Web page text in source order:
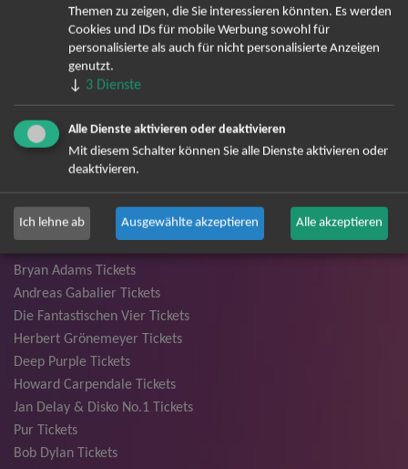
TOP-Events
David Garrett Tickets
Andrea Berg Tickets
Santiano Tickets
Bryan Adams Tickets
Andreas Gabalier Tickets
Die Fantastischen Vier Tickets
Herbert Grönemeyer Tickets
Deep Purple Tickets
Howard Carpendale Tickets
Jan Delay & Disko No.1 Tickets
Pur Tickets
Bob Dylan Tickets
Themen zu zeigen, die Sie interessieren könnten. Es werden
Cookies und IDs für mobile Werbung sowohl für
personalisierte als auch für nicht personalisierte Anzeigen
genutzt.
↓ 3 Dienste
Alle Dienste aktivieren oder deaktivieren
Mit diesem Schalter können Sie alle Dienste aktivieren oder
deaktivieren.
Ich lehne ab Ausgewählte akzeptieren Alle akzeptieren